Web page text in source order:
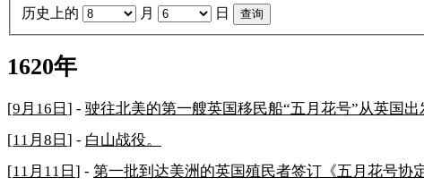
历史上的 月 日
1620年
[9月16日 ] - 驶往北美的第一艘英国移民船“五月花号”从英国出
[11月8日 ] - 白山战役。
[11月11日 ] - 第一批到达美洲的英国殖民者签订《五月花号协